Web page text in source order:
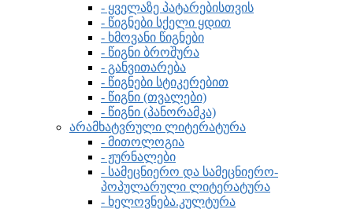
- ყველაზე პატარებისთვის
- წიგნები სქელი ყდით
- ხმოვანი წიგნები
- წიგნი ბროშურა
- განვითარება
- წიგნები სტიკერებით
- წიგნი (თვალები)
- წიგნი (პანორამკა)
არამხატვრული ლიტერატურა
- მითოლოგია
- ჟურნალები
- სამეცნიერო და სამეცნიერო-
პოპულარული ლიტერატურა
- ხელოვნება.კულტურა